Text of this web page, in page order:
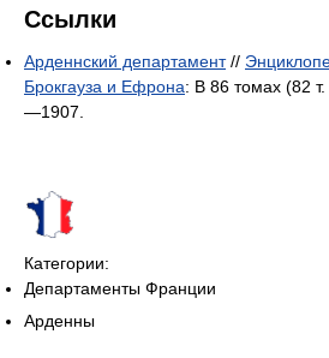
Ссылки
Арденнский департамент//
Брокгауза и Ефрона: В 86 томах (82
—1907.
Категории:
Департаменты Франции
Арденны